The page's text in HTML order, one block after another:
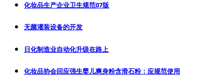
化妆品生产企业卫生规范07版
无菌灌装设备的开发
日化制造业自动化升级在路上
化妆品协会回应强生婴儿爽身粉含滑石粉：应规范使用